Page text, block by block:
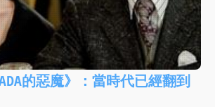
的惡魔》：當時代已經翻到